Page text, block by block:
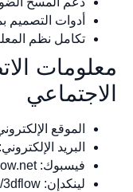
أدوات التصميم
تكامل نظم المعلومات
الموقع الإلكتروني: www.3dflow.net
البريد الإلكتروني:
فيسبوك: www.facebook.com/3Dflow.net
لينكدإن: www.linkedin.com/company/3dflow